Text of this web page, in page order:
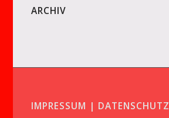
ARCHIV
IMPRESSUM | DATENSCHUTZ